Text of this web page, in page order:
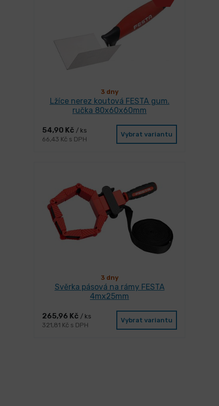
3 dny
Lžíce nerez koutová FESTA gum.
ručka 80x60x60mm
54,90 Kč / ks
66,43 Kč s DPH
Vybrat variantu
3 dny
Svěrka pásová na rámy FESTA
4mx25mm
265,96 Kč / ks
321,81 Kč s DPH
Vybrat variantu